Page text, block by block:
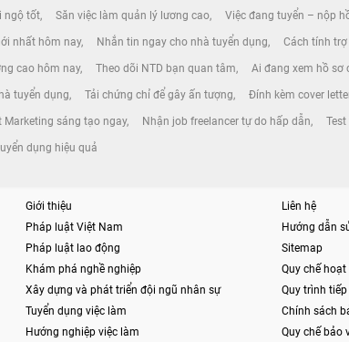
ngộ tốt Săn việc làm quản lý lương cao Việc đang tuyển – nộp
nhất hôm nay Nhắn tin ngay cho nhà tuyển dụng Cách tính
cao hôm nay Theo dõi NTD bạn quan tâm Ai đang xem hồ sơ
tuyển dụng Tải chứng chỉ để gây ấn tượng Đính kèm cover
Marketing sáng tạo ngay Nhận job freelancer tự do hấp dẫn
dụng hiệu quả
Giới thiệu
Pháp luật Việt Nam
Pháp luật lao động
Khám phá nghề nghiệp
Xây dựng và phát triển đội ngũ nhân sự
Tuyển dụng việc làm
Hướng nghiệp việc làm
Liên hệ
Hướng dẫn
Sitemap
Quy chế hoạt
Quy trình
Chính sách
Quy chế bảo